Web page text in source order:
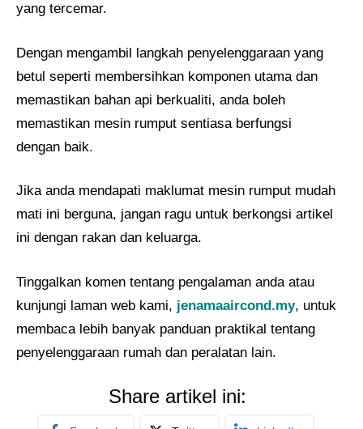
yang tercemar.
Dengan mengambil langkah penyelenggaraan yang
betul seperti membersihkan komponen utama dan
memastikan bahan api berkualiti, anda boleh
memastikan mesin rumput sentiasa berfungsi
dengan baik.
Jika anda mendapati maklumat mesin rumput mudah
mati ini berguna, jangan ragu untuk berkongsi artikel
ini dengan rakan dan keluarga.
Tinggalkan komen tentang pengalaman anda atau
kunjungi laman web kami, jenamaaircond.my, untuk
membaca lebih banyak panduan praktikal tentang
penyelenggaraan rumah dan peralatan lain.
Share artikel ini: